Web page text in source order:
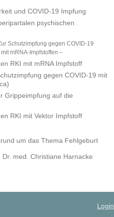
und COVID-19 Impfung
psychischen
Schutzimpfung gegen COVID-19
mit mRNA-Impfstoffen –
RKI mit mRNA Impfstoff
gegen COVID-19 mit
Grippeimpfung auf die
RKI mit Vektor Impfstoff
um das Thema Fehlgeburt
med. Christiane Harnacke
Login